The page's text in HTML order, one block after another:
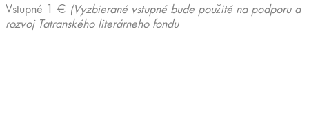
Vstupné 1 € (Vyzbierané vstupné bude použité na podporu a
rozvoj Tatranského literárneho fondu